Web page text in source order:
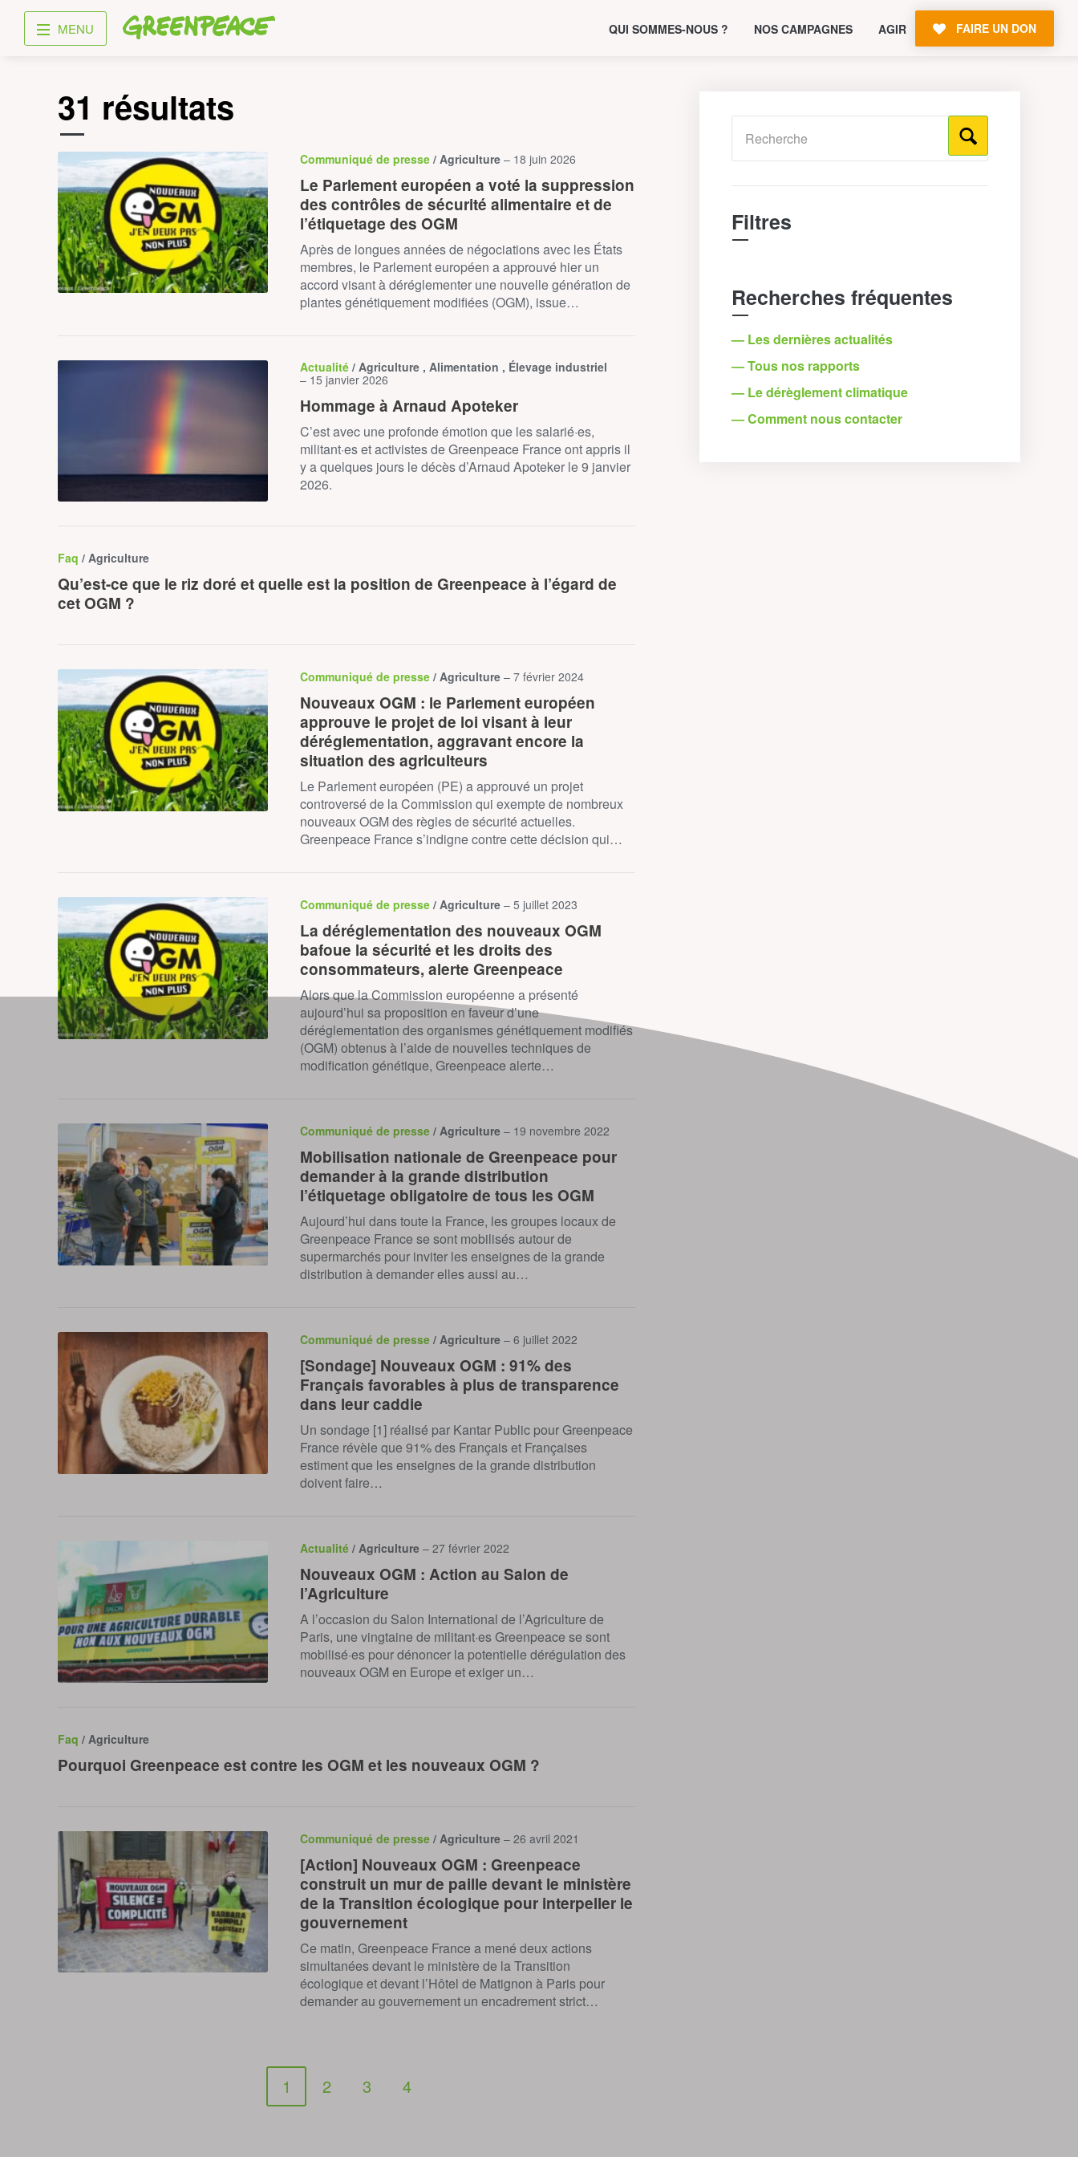
Greenpeace
MENU QUI SOMMES-NOUS ? NOS CAMPAGNES AGIR FAIRE UN DON
Filtres
Recherches fréquentes
— Les dernières actualités
— Tous nos rapports
— Le dérèglement climatique
— Comment nous contacter
31 résultats
Communiqué de presse / Agriculture – 18 juin 2026
Le Parlement européen a voté la suppression
des contrôles de sécurité alimentaire et de
l’étiquetage des OGM
Après de longues années de négociations avec les États
membres, le Parlement européen a approuvé hier un
accord visant à déréglementer une nouvelle génération de
plantes génétiquement modifiées (OGM), issue…
Actualité / Agriculture , Alimentation , Élevage industriel
– 15 janvier 2026
Hommage à Arnaud Apoteker
C’est avec une profonde émotion que les salarié·es,
militant·es et activistes de Greenpeace France ont appris il
y a quelques jours le décès d’Arnaud Apoteker le 9 janvier
2026.
Faq / Agriculture
Qu’est-ce que le riz doré et quelle est la position de Greenpeace à l’égard de
cet OGM ?
Communiqué de presse / Agriculture – 7 février 2024
Nouveaux OGM : le Parlement européen
approuve le projet de loi visant à leur
déréglementation, aggravant encore la
situation des agriculteurs
Le Parlement européen (PE) a approuvé un projet
controversé de la Commission qui exempte de nombreux
nouveaux OGM des règles de sécurité actuelles.
Greenpeace France s’indigne contre cette décision qui…
Communiqué de presse / Agriculture – 5 juillet 2023
La déréglementation des nouveaux OGM
bafoue la sécurité et les droits des
consommateurs, alerte Greenpeace
Alors que la Commission européenne a présenté
aujourd’hui sa proposition en faveur d’une
déréglementation des organismes génétiquement modifiés
(OGM) obtenus à l’aide de nouvelles techniques de
modification génétique, Greenpeace alerte…
Communiqué de presse / Agriculture – 19 novembre 2022
Mobilisation nationale de Greenpeace pour
demander à la grande distribution
l’étiquetage obligatoire de tous les OGM
Aujourd’hui dans toute la France, les groupes locaux de
Greenpeace France se sont mobilisés autour de
supermarchés pour inviter les enseignes de la grande
distribution à demander elles aussi au…
Communiqué de presse / Agriculture – 6 juillet 2022
[Sondage] Nouveaux OGM : 91% des
Français favorables à plus de transparence
dans leur caddie
Un sondage [1] réalisé par Kantar Public pour Greenpeace
France révèle que 91% des Français et Françaises
estiment que les enseignes de la grande distribution
doivent faire…
Actualité / Agriculture – 27 février 2022
Nouveaux OGM : Action au Salon de
l’Agriculture
A l’occasion du Salon International de l’Agriculture de
Paris, une vingtaine de militant·es Greenpeace se sont
mobilisé·es pour dénoncer la potentielle dérégulation des
nouveaux OGM en Europe et exiger un…
Faq / Agriculture
Pourquoi Greenpeace est contre les OGM et les nouveaux OGM ?
Communiqué de presse / Agriculture – 26 avril 2021
[Action] Nouveaux OGM : Greenpeace
construit un mur de paille devant le ministère
de la Transition écologique pour interpeller le
gouvernement
Ce matin, Greenpeace France a mené deux actions
simultanées devant le ministère de la Transition
écologique et devant l’Hôtel de Matignon à Paris pour
demander au gouvernement un encadrement strict…
1 2 3 4